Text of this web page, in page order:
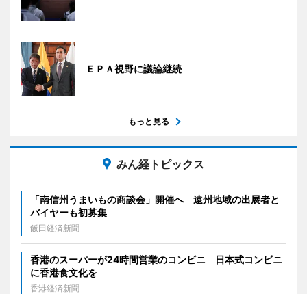
ＥＰＡ視野に議論継続
もっと見る
みん経トピックス
「南信州うまいもの商談会」開催へ 遠州地域の出展者と
バイヤーも初募集
飯田経済新聞
香港のスーパーが24時間営業のコンビニ 日本式コンビニ
に香港食文化を
香港経済新聞